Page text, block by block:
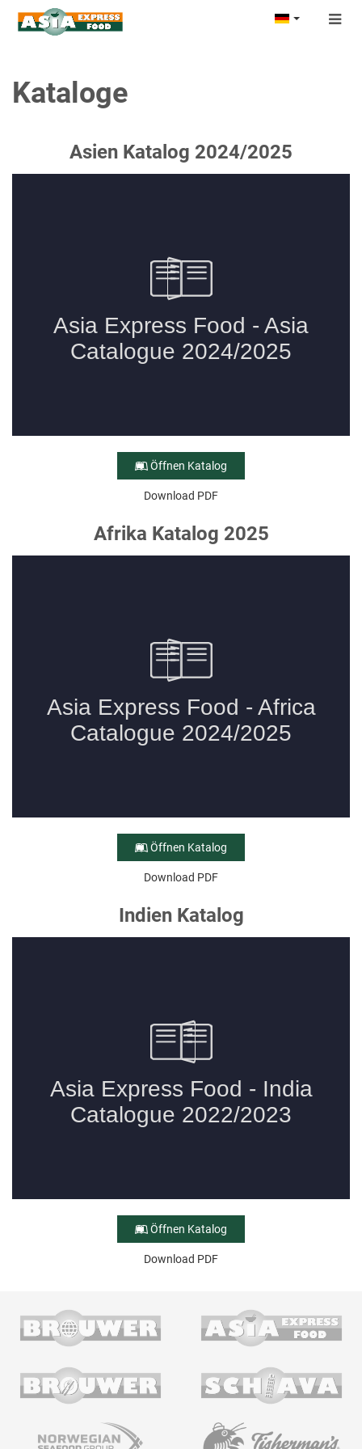
Kataloge
Asien Katalog 2024/2025
Öffnen Katalog
Download PDF
Afrika Katalog 2025
Öffnen Katalog
Download PDF
Indien Katalog
Öffnen Katalog
Download PDF